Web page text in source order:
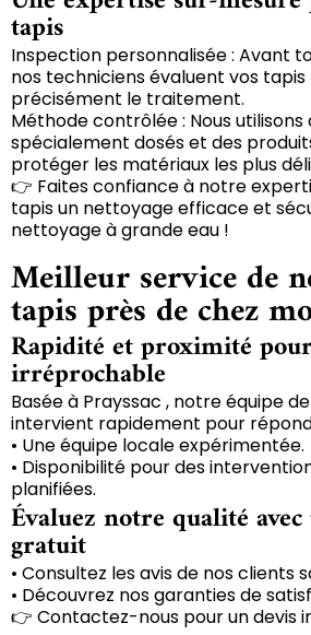
tapis
Inspection personnalisée : Avant
nos techniciens évaluent vos
précisément le traitement.
Méthode contrôlée : Nous utilisons
spécialement dosés et des
protéger les matériaux les plus
👉 Faites confiance à notre
tapis un nettoyage efficace et
nettoyage à grande eau !
Meilleur service de
tapis près de chez
Rapidité et proximité
irréprochable
Basée à Prayssac , notre équipe
intervient rapidement pour
• Une équipe locale expérimentée.
• Disponibilité pour des
planifiées.
Évaluez notre qualité
gratuit
• Consultez les avis de nos clients
• Découvrez nos garanties de
👉 Contactez-nous pour un devis